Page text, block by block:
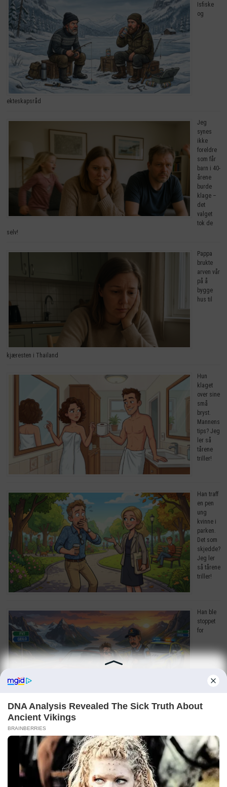
Isfiske
og
ekteskapsråd
Jeg
synes
ikke
foreldre
som får
barn i 40-
årene
burde
klage –
det
valget
tok de
selv!
Pappa
brukte
arven vår
på å
bygge
hus til
kjæresten i Thailand
Hun
klaget
over sine
små
bryst.
Mannens
tips? Jeg
ler så
tårene
triller!
Han traff
en pen
ung
kvinne i
parken.
Det som
skjedde?
Jeg ler
så tårene
triller!
Han ble
stoppet
for
råkjøring. Grunnen? Jeg ler så tårene triller!